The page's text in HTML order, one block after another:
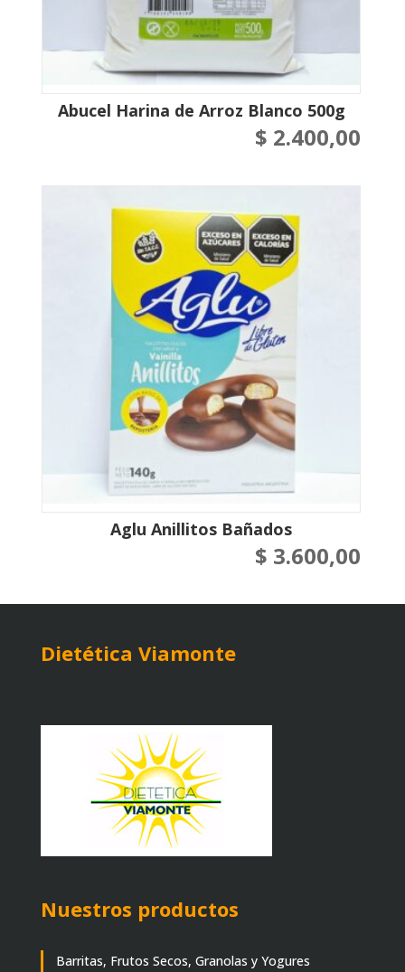
Abucel Harina de Arroz Blanco 500g
$ 2.400,00
Aglu Anillitos Bañados
$ 3.600,00
Dietética Viamonte
Nuestros productos
Barritas, Frutos Secos, Granolas y Yogures